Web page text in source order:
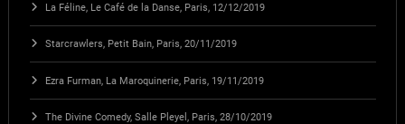
La Féline, Le Café de la Danse, Paris, 12/12/2019
Starcrawlers, Petit Bain, Paris, 20/11/2019
Ezra Furman, La Maroquinerie, Paris, 19/11/2019
The Divine Comedy, Salle Pleyel, Paris, 28/10/2019